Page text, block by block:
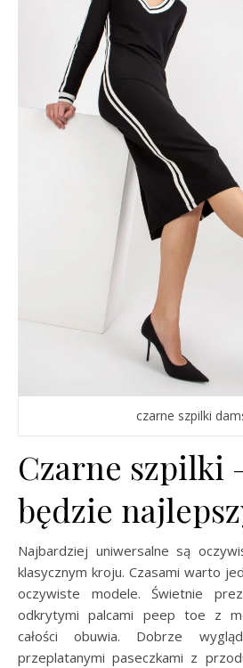
czarne szpilki
Czarne szpilki
będzie
Najbardziej uniwersalne są
klasycznym kroju. Czasami warto
oczywiste modele. Świetnie
odkrytymi palcami peep toe z
całości obuwia. Dobrze
przeplatanymi paseczkami z